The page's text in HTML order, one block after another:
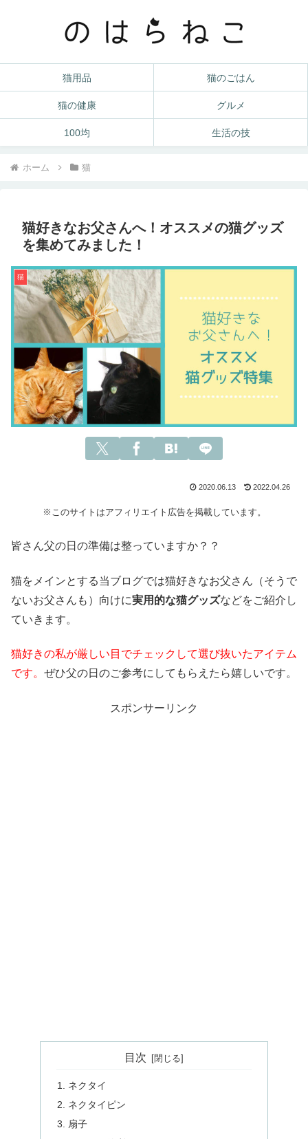
猫用品 猫のごはん
猫の健康 グルメ
100均 生活の技
ホーム 猫
猫好きなお父さんへ！オススメの猫グッズ
を集めてみました！
猫
2020.06.13 2022.04.26
※このサイトはアフィリエイト広告を掲載しています。
皆さん父の日の準備は整っていますか？？
猫をメインとする当ブログでは猫好きなお父さん（そうで
ないお父さんも）向けに実用的な猫グッズなどをご紹介し
ていきます。
猫好きの私が厳しい目でチェックして選び抜いたアイテム
です。 ぜひ父の日のご参考にしてもらえたら嬉しいです。
スポンサーリンク
目次
ネクタイ
ネクタイピン
扇子